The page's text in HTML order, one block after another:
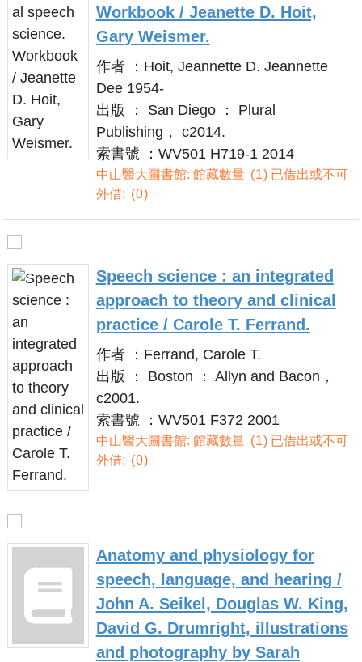
Workbook / Jeanette D. Hoit,
Gary Weismer.
作者 ：Hoit, Jeannette D. Jeannette
Dee 1954-
出版 ： San Diego ： Plural
Publishing， c2014.
索書號 ：WV501 H719-1 2014
中山醫大圖書館: 館藏數量 1 已借出或不可
外借:
0
Speech science : an integrated
approach to theory and clinical
practice / Carole T. Ferrand.
作者 ：Ferrand, Carole T.
出版 ： Boston ： Allyn and Bacon，
c2001.
索書號 ：WV501 F372 2001
中山醫大圖書館: 館藏數量 1 已借出或不可
外借:
0
Anatomy and physiology for
speech, language, and hearing /
John A. Seikel, Douglas W. King,
David G. Drumright, illustrations
and photography by Sarah